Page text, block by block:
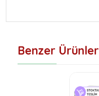
Benzer Ürünler